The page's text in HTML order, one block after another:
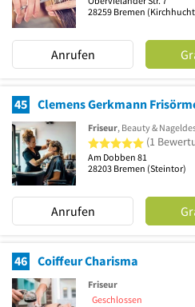
28259 Bremen
Anrufen
45 Clemens Gerkmann
Friseur, Beauty &
5 von 5
(1
Am Dobben 81
28203 Bremen (Steintor)
Anrufen
46 Coiffeur Charisma
Friseur
Geschlossen